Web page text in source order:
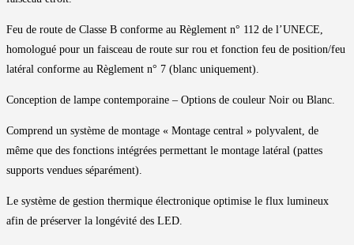
Feu de route de Classe B conforme au Règlement n° 112 de l’UNECE,
homologué pour un faisceau de route sur rou et fonction feu de position/feu
latéral conforme au Règlement n° 7 (blanc uniquement).
Conception de lampe contemporaine – Options de couleur Noir ou Blanc.
Comprend un système de montage « Montage central » polyvalent, de
même que des fonctions intégrées permettant le montage latéral (pattes
supports vendues séparément).
Le système de gestion thermique électronique optimise le flux lumineux
afin de préserver la longévité des LED.